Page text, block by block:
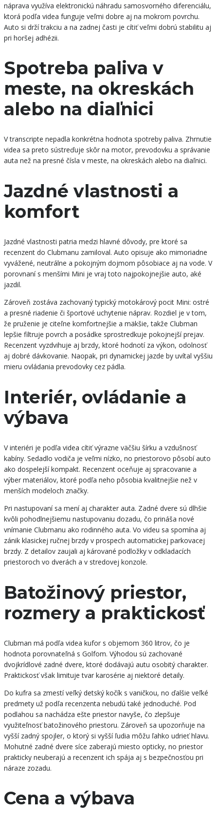
náprava využíva elektronickú náhradu samosvorného diferenciálu,
ktorá podľa videa funguje veľmi dobre aj na mokrom povrchu.
Auto si drží trakciu a na zadnej časti je cítiť veľmi dobrú stabilitu aj
pri horšej adhézii.
Spotreba paliva v
meste, na okreskách
alebo na diaľnici
V transcripte nepadla konkrétna hodnota spotreby paliva. Zhrnutie
videa sa preto sústreďuje skôr na motor, prevodovku a správanie
auta než na presné čísla v meste, na okreskách alebo na diaľnici.
Jazdné vlastnosti a
komfort
Jazdné vlastnosti patria medzi hlavné dôvody, pre ktoré sa
recenzent do Clubmanu zamiloval. Auto opisuje ako mimoriadne
vyvážené, neutrálne a pokojným dojmom pôsobiace aj na vode. V
porovnaní s menšími Mini je vraj toto najpokojnejšie auto, aké
jazdil.
Zároveň zostáva zachovaný typický motokárový pocit Mini: ostré
a presné riadenie či športové uchytenie náprav. Rozdiel je v tom,
že pruženie je citeľne komfortnejšie a mäkšie, takže Clubman
lepšie filtruje povrch a posádke sprostredkuje pokojnejší prejav.
Recenzent vyzdvihuje aj brzdy, ktoré hodnotí za výkon, odolnosť
aj dobré dávkovanie. Naopak, pri dynamickej jazde by uvítal vyššiu
mieru ovládania prevodovky cez pádla.
Interiér, ovládanie a
výbava
V interiéri je podľa videa cítiť výrazne väčšiu šírku a vzdušnosť
kabíny. Sedadlo vodiča je veľmi nízko, no priestorovo pôsobí auto
ako dospelejší kompakt. Recenzent oceňuje aj spracovanie a
výber materiálov, ktoré podľa neho pôsobia kvalitnejšie než v
menších modeloch značky.
Pri nastupovaní sa mení aj charakter auta. Zadné dvere sú dlhšie
kvôli pohodlnejšiemu nastupovaniu dozadu, čo prináša nové
vnímanie Clubmanu ako rodinného auta. Vo videu sa spomína aj
zánik klasickej ručnej brzdy v prospech automatickej parkovacej
brzdy. Z detailov zaujali aj kárované podložky v odkladacích
priestoroch vo dverách a v stredovej konzole.
Batožinový priestor,
rozmery a praktickosť
Clubman má podľa videa kufor s objemom 360 litrov, čo je
hodnota porovnateľná s Golfom. Výhodou sú zachované
dvojkrídlové zadné dvere, ktoré dodávajú autu osobitý charakter.
Praktickosť však limituje tvar karosérie aj niektoré detaily.
Do kufra sa zmestí veľký detský kočík s vaničkou, no ďalšie veľké
predmety už podľa recenzenta nebudú také jednoduché. Pod
podlahou sa nachádza ešte priestor navyše, čo zlepšuje
využiteľnosť batožinového priestoru. Zároveň sa upozorňuje na
vyšší zadný spojler, o ktorý si vyšší ľudia môžu ľahko udrieť hlavu.
Mohutné zadné dvere síce zaberajú miesto opticky, no priestor
prakticky neuberajú a recenzent ich spája aj s bezpečnosťou pri
náraze zozadu.
Cena a výbava